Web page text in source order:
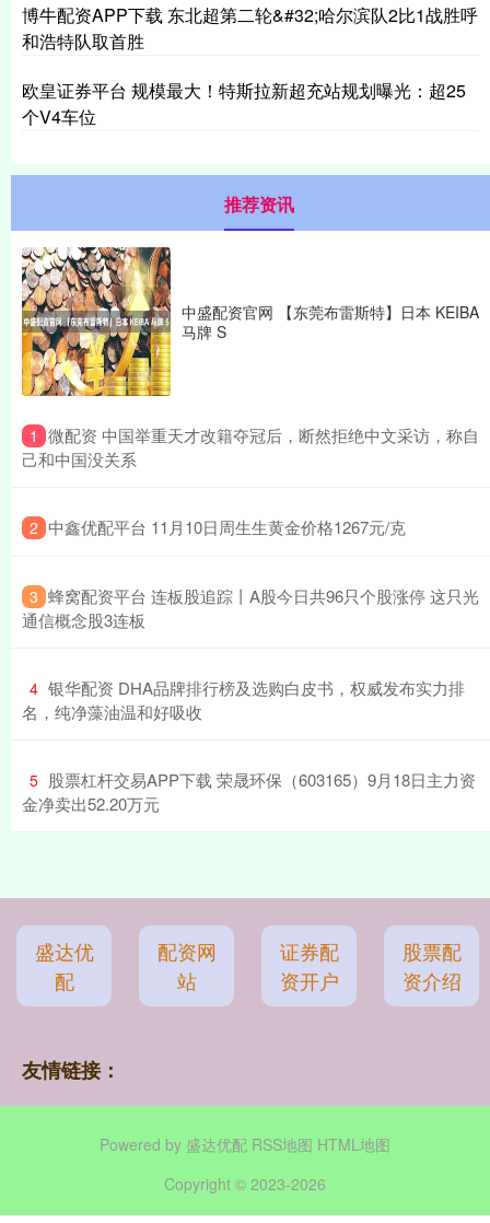
博牛配资APP下载 东北超第二轮&#32;哈尔滨队2比1战胜呼
和浩特队取首胜
欧皇证券平台 规模最大！特斯拉新超充站规划曝光：超25
个V4车位
推荐资讯
中盛配资官网 【东莞布雷斯特】日本 KEIBA
马牌 S
1 ​微配资 中国举重天才改籍夺冠后，断然拒绝中文采访，称自
己和中国没关系
2 ​中鑫优配平台 11月10日周生生黄金价格1267元/克
3 ​蜂窝配资平台 连板股追踪丨A股今日共96只个股涨停 这只光
通信概念股3连板
4 ​银华配资 DHA品牌排行榜及选购白皮书，权威发布实力排
名，纯净藻油温和好吸收
5 ​股票杠杆交易APP下载 荣晟环保（603165）9月18日主力资
金净卖出52.20万元
盛达优
配
配资网
站
证券配
资开户
股票配
资介绍
友情链接：
Powered by 盛达优配 RSS地图 HTML地图
Copyright © 2023-2026